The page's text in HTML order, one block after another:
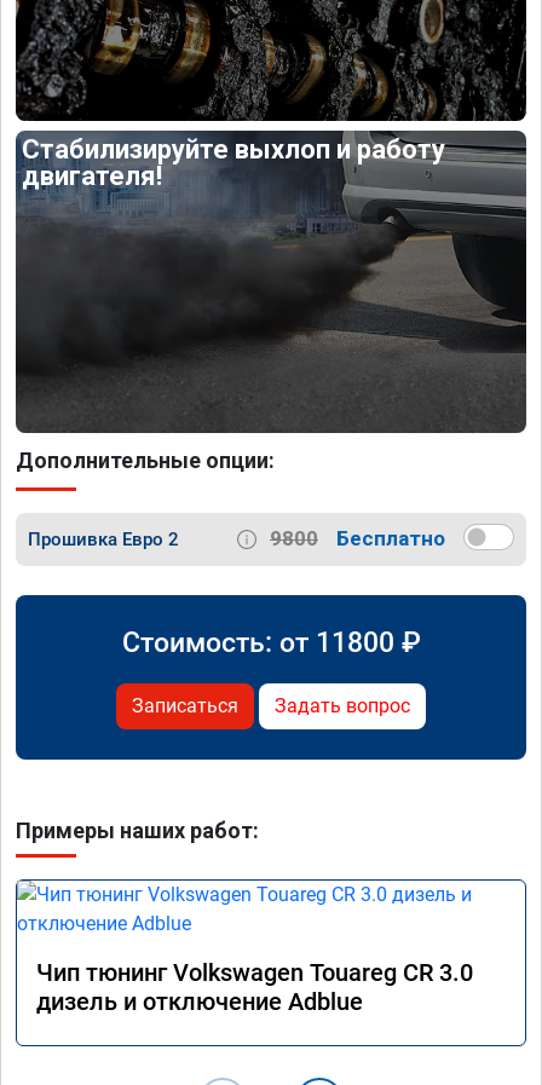
Стабилизируйте выхлоп и работу
двигателя!
Дополнительные опции:
Прошивка Евро 2 9800 Бесплатно
Стоимость: от 11800 ₽
Записаться Задать вопрос
Примеры наших работ:
Чип тюнинг Volkswagen Touareg CR 3.0
дизель и отключение Adblue